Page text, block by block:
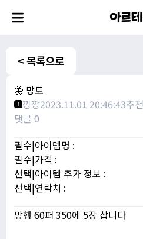
< 목록으로
🦋 망토
1 낑깡2023.11.01 20:46:43추
댓글 0
필수|아이템명 :
필수|가격 :
선택|아이템 추가 정보 :
선택|연락처 :
망행 60퍼 350에 5장 삽니다